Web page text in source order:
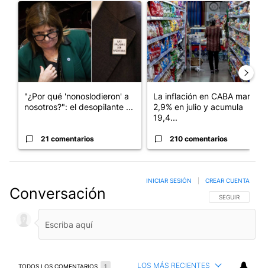
Un artículo de tendencia con el título ""¿Por qué
"¿Por qué 'nonoslodieron' a
nosotros?": el desopilante ...
21 comentarios
Un artículo de tendencia con
La inflación en CABA marcó
2,9% en julio y acumula
19,4...
210 comentarios
Conversación SIGA ESTA
SEGUIR
INICIAR SESIÓN CREAR CUENTA
TODOS LOS COMENTARIOS 1 LOS MÁS RECIENTES